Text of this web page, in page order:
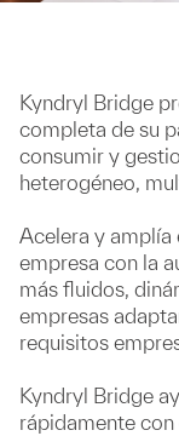
Kyndryl Bridge
completa de su
consumir y
heterogéneo,
Acelera y amplía
empresa con la
más fluidos,
empresas
requisitos
Kyndryl Bridge
rápidamente